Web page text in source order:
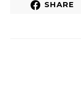
SHARE